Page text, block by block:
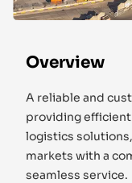
Overview
A reliable and
providing
logistics
markets with a
seamless service.